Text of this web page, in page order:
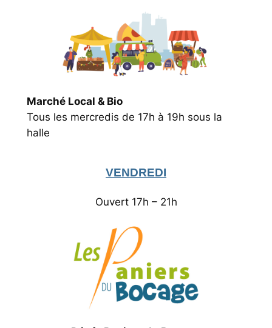
M‌arché Local & Bio
Tous les mercredis de 17h à 19h sous la
halle
VENDREDI
Ouvert 17h – 21h